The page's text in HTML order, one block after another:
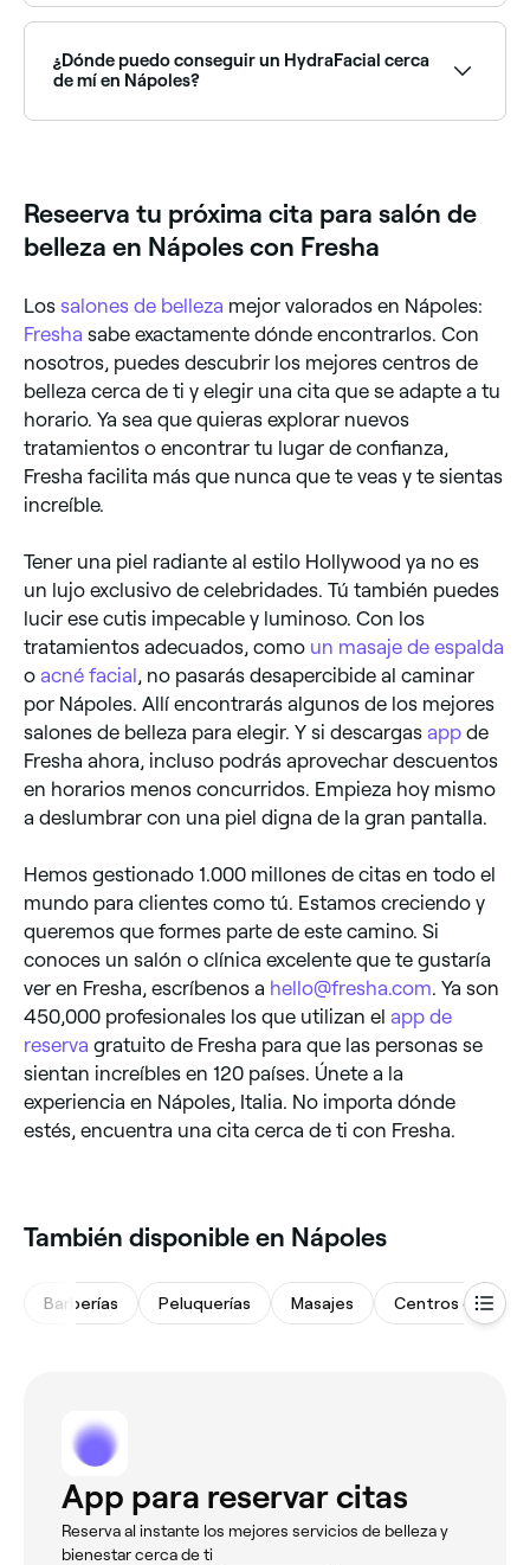
salones cerca de ti con disponibilidad los domingos y
confirma tu cita en segundos.
¿Dónde puedo conseguir un HydraFacial cerca
de mí en Nápoles?
Reseerva tu próxima cita para salón de
belleza en Nápoles con Fresha
Los salones de belleza mejor valorados en Nápoles:
Fresha sabe exactamente dónde encontrarlos. Con
nosotros, puedes descubrir los mejores centros de
belleza cerca de ti y elegir una cita que se adapte a tu
horario. Ya sea que quieras explorar nuevos
tratamientos o encontrar tu lugar de confianza,
Fresha facilita más que nunca que te veas y te sientas
increíble.
Tener una piel radiante al estilo Hollywood ya no es
un lujo exclusivo de celebridades. Tú también puedes
lucir ese cutis impecable y luminoso. Con los
tratamientos adecuados, como un masaje de espalda
o acné facial, no pasarás desapercibide al caminar
por Nápoles. Allí encontrarás algunos de los mejores
salones de belleza para elegir. Y si descargas app de
Fresha ahora, incluso podrás aprovechar descuentos
en horarios menos concurridos. Empieza hoy mismo
a deslumbrar con una piel digna de la gran pantalla.
Hemos gestionado 1.000 millones de citas en todo el
mundo para clientes como tú. Estamos creciendo y
queremos que formes parte de este camino. Si
conoces un salón o clínica excelente que te gustaría
ver en Fresha, escríbenos a hello@fresha.com. Ya son
450,000 profesionales los que utilizan el app de
reserva gratuito de Fresha para que las personas se
sientan increíbles en 120 países. Únete a la
experiencia en Nápoles, Italia. No importa dónde
estés, encuentra una cita cerca de ti con Fresha.
También disponible en Nápoles
Barberías Peluquerías Masajes
App para reservar citas
Reserva al instante los mejores servicios de belleza y
bienestar cerca de ti